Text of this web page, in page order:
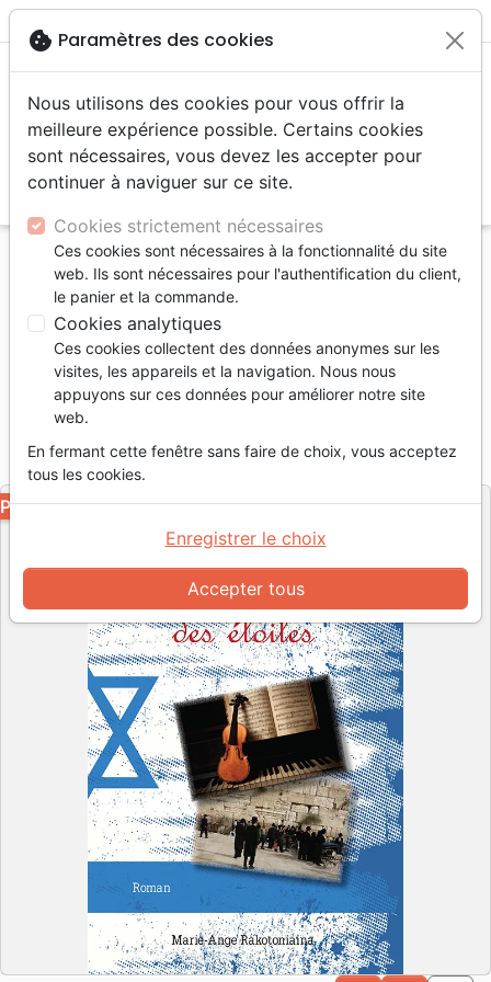
menu
Accueil Livres
Romans
Printemps des étoiles (Le) - Pdf
Le printemps des étoiles
Auteur :Marie-Ange Rakotoniaina
Référence OUR2008-PDF EAN
9782889138968
EditeurOurania
PDF
cookie Paramètres des cookies
Nous utilisons des cookies pour vous offrir la
meilleure expérience possible. Certains cookies
sont nécessaires, vous devez les accepter pour
continuer à naviguer sur ce site.
Cookies strictement nécessaires
Ces cookies sont nécessaires à la fonctionnalité du site
web. Ils sont nécessaires pour l'authentification du client,
le panier et la commande.
Cookies analytiques
Ces cookies collectent des données anonymes sur les
visites, les appareils et la navigation. Nous nous
appuyons sur ces données pour améliorer notre site
web.
En fermant cette fenêtre sans faire de choix, vous acceptez
tous les cookies.
Accepter tous
Enregistrer le choix